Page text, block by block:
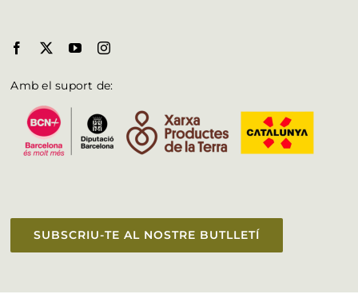
Amb el suport de:
SUBSCRIU-TE AL NOSTRE BUTLLETÍ